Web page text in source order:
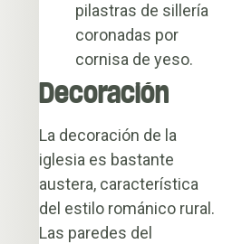
pilastras de sillería
coronadas por
cornisa de yeso.
Decoración
La decoración de la
iglesia es bastante
austera, característica
del estilo románico rural.
Las paredes del